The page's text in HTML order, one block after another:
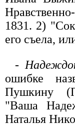
1831. 2)
его съела,
-
ошибке
Пушкину
"Ваша
Наталья